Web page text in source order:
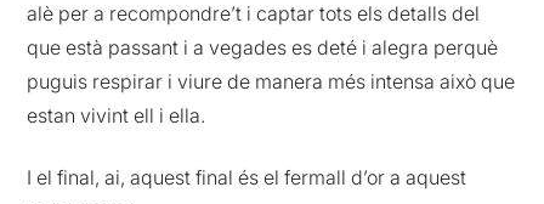
alè per a recompondre’t i captar tots els detalls del
que està passant i a vegades es deté i alegra perquè
puguis respirar i viure de manera més intensa això que
estan vivint ell i ella.
I el final, ai, aquest final és el fermall d’or a aquest